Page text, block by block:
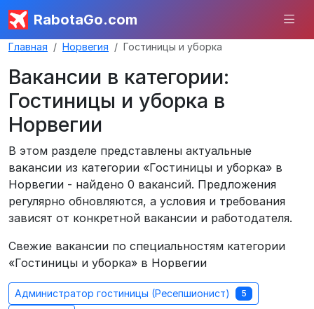
RabotaGo.com
Главная Норвегия Гостиницы и уборка
Вакансии в категории:
Гостиницы и уборка в
Норвегии
В этом разделе представлены актуальные
вакансии из категории «Гостиницы и уборка» в
Норвегии - найдено 0 вакансий. Предложения
регулярно обновляются, а условия и требования
зависят от конкретной вакансии и работодателя.
Свежие вакансии по специальностям категории
«Гостиницы и уборка» в Норвегии
Администратор гостиницы (Ресепшионист) 5